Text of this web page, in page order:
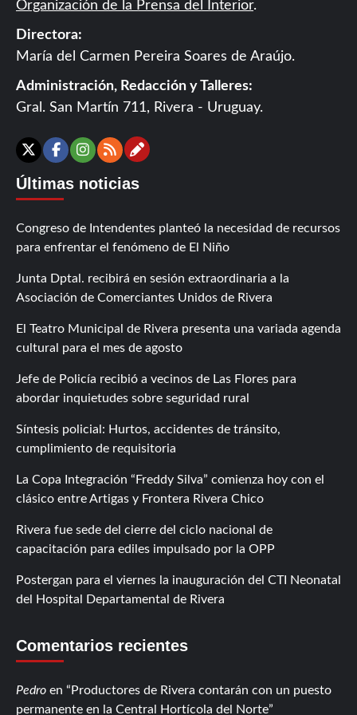
Organización de la Prensa del Interior.
Directora:
María del Carmen Pereira Soares de Araújo.
Administración, Redacción y Talleres:
Gral. San Martín 711, Rivera - Uruguay.
X Facebook
Instagram
RSSContáctanos
Últimas noticias
Congreso de Intendentes planteó la necesidad de recursos
para enfrentar el fenómeno de El Niño
Junta Dptal. recibirá en sesión extraordinaria a la
Asociación de Comerciantes Unidos de Rivera
El Teatro Municipal de Rivera presenta una variada agenda
cultural para el mes de agosto
Jefe de Policía recibió a vecinos de Las Flores para
abordar inquietudes sobre seguridad rural
Síntesis policial: Hurtos, accidentes de tránsito,
cumplimiento de requisitoria
La Copa Integración “Freddy Silva” comienza hoy con el
clásico entre Artigas y Frontera Rivera Chico
Rivera fue sede del cierre del ciclo nacional de
capacitación para ediles impulsado por la OPP
Postergan para el viernes la inauguración del CTI Neonatal
del Hospital Departamental de Rivera
Comentarios recientes
Pedro en
Productores de Rivera contarán con un puesto
permanente en la Central Hortícola del Norte